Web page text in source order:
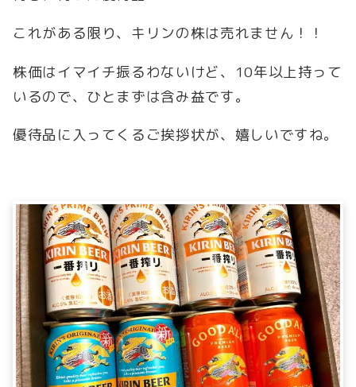
これがある限り、キリンの株は売れません！！
株価はイマイチ振るわないけど、10年以上持って
いるので、ひとまずは含み益です。
優待品に入ってくるご挨拶状が、嬉しいですね。